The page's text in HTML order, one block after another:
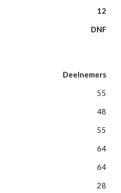
12
DNF
Deelnemers
55
48
55
64
64
28